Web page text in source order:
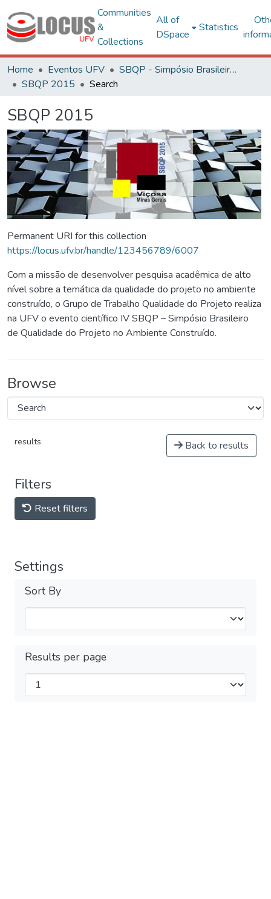
Communities
&
Collections
All of
DSpace
Statistics
Home Eventos UFV
SBQP - Simpósio Brasileiro de Qualidade do Projeto no Ambiente Construído
SBQP 2015
Search
SBQP 2015
Permanent URI for this collection
https://locus.ufv.br/handle/123456789/6007
Com a missão de desenvolver pesquisa acadêmica de alto
nível sobre a temática da qualidade do projeto no ambiente
construído, o Grupo de Trabalho Qualidade do Projeto realiza
na UFV o evento científico IV SBQP – Simpósio Brasileiro
de Qualidade do Projeto no Ambiente Construído.
Browse
results Back to results
Filters
Reset filters
Settings
Sort By
Results per page